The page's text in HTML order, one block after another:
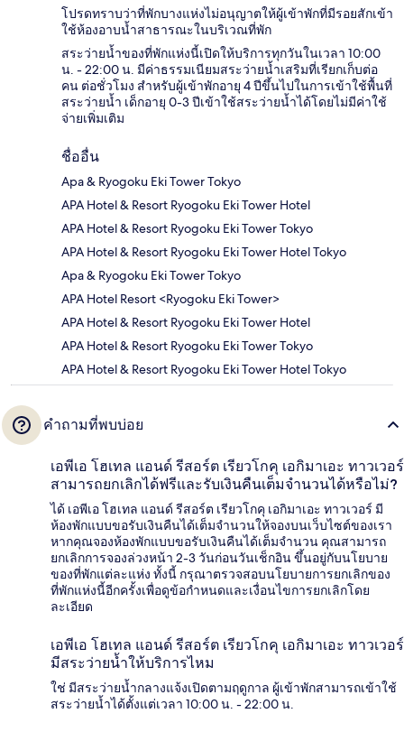
โปรดทราบว่าที่พักบางแห่งไม่อนุญาตให้ผู้เข้าพักที่มีรอยสักเข้า
ใช้ห้องอาบน้ำสาธารณะในบริเวณที่พัก
สระว่ายน้ำของที่พักแห่งนี้เปิดให้บริการทุกวันในเวลา 10:00
น. - 22:00 น. มีค่าธรรมเนียมสระว่ายน้ำเสริมที่เรียกเก็บต่อ
คน ต่อชั่วโมง สำหรับผู้เข้าพักอายุ 4 ปีขึ้นไปในการเข้าใช้พื้นที่
สระว่ายน้ำ เด็กอายุ 0-3 ปีเข้าใช้สระว่ายน้ำได้โดยไม่มีค่าใช้
จ่ายเพิ่มเติม
ชื่ออื่น
Apa & Ryogoku Eki Tower Tokyo
APA Hotel & Resort Ryogoku Eki Tower Hotel
APA Hotel & Resort Ryogoku Eki Tower Tokyo
APA Hotel & Resort Ryogoku Eki Tower Hotel Tokyo
Apa & Ryogoku Eki Tower Tokyo
APA Hotel Resort <Ryogoku Eki Tower>
APA Hotel & Resort Ryogoku Eki Tower Hotel
APA Hotel & Resort Ryogoku Eki Tower Tokyo
APA Hotel & Resort Ryogoku Eki Tower Hotel Tokyo
คำถามที่พบบ่อย
เอพีเอ โฮเทล แอนด์ รีสอร์ต เรียวโกคุ เอกิมาเอะ ทาวเวอร์
สามารถยกเลิกได้ฟรีและรับเงินคืนเต็มจำนวนได้หรือไม่?
ได้ เอพีเอ โฮเทล แอนด์ รีสอร์ต เรียวโกคุ เอกิมาเอะ ทาวเวอร์ มี
ห้องพักแบบขอรับเงินคืนได้เต็มจำนวนให้จองบนเว็บไซต์ของเรา
หากคุณจองห้องพักแบบขอรับเงินคืนได้เต็มจำนวน คุณสามารถ
ยกเลิกการจองล่วงหน้า 2-3 วันก่อนวันเช็กอิน ขึ้นอยู่กับนโยบาย
ของที่พักแต่ละแห่ง ทั้งนี้ กรุณาตรวจสอบนโยบายการยกเลิกของ
ที่พักแห่งนี้อีกครั้งเพื่อดูข้อกำหนดและเงื่อนไขการยกเลิกโดย
ละเอียด
เอพีเอ โฮเทล แอนด์ รีสอร์ต เรียวโกคุ เอกิมาเอะ ทาวเวอร์
มีสระว่ายน้ำให้บริการไหม
ใช่ มีสระว่ายน้ำกลางแจ้งเปิดตามฤดูกาล ผู้เข้าพักสามารถเข้าใช้
สระว่ายน้ำได้ตั้งแต่เวลา 10:00 น. - 22:00 น.